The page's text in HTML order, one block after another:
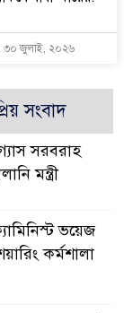
৩০ জুলাই, ২০২৬
সংবাদ
সরবরাহ
মন্ত্রী
ভয়েজ
কর্মশালা